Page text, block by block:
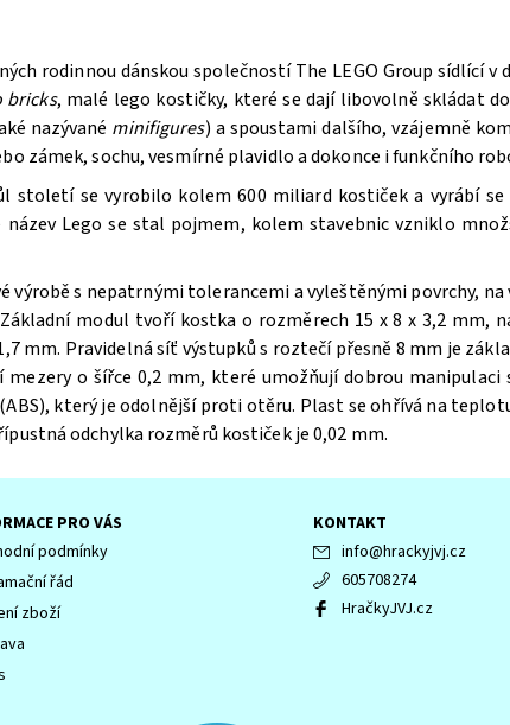
rodinnou dánskou společností The LEGO Group sídlící
bricks, malé lego kostičky, které se dají libovolně skládat
nazývané minifigures) a spoustami dalšího, vzájemně
zámek, sochu, vesmírné plavidlo a dokonce i funkčního
století se vyrobilo kolem 600 miliard kostiček a vyrábí
název Lego se stal pojmem, kolem stavebnic vzniklo
výrobě s nepatrnými tolerancemi a vyleštěnými povrchy,
modul tvoří kostka o rozměrech 15 x 8 x 3,2 mm,
mm. Pravidelná síť výstupků s roztečí přesně 8 mm je
o šířce 0,2 mm, které umožňují dobrou manipulaci
(ABS), který je odolnější proti otěru. Plast se ohřívá na
odchylka rozměrů kostiček je 0,02 mm.
PRO VÁS
podmínky
řád
zboží
KONTAKT
info@hrackyjvj.cz
605708274
HračkyJVJ.cz